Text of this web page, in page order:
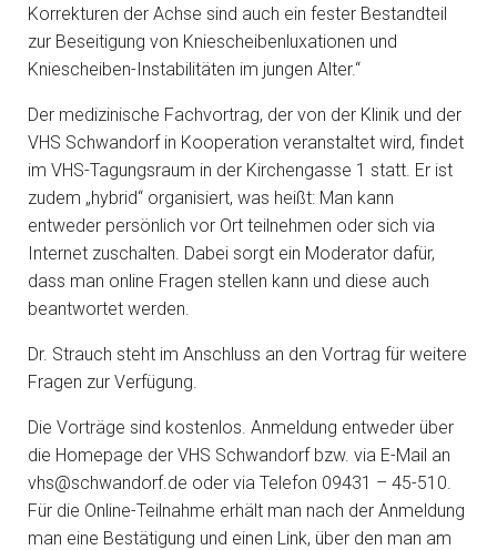
Korrekturen der Achse sind auch ein fester Bestandteil
zur Beseitigung von Kniescheibenluxationen und
Kniescheiben-Instabilitäten im jungen Alter.“
Der medizinische Fachvortrag, der von der Klinik und der
VHS Schwandorf in Kooperation veranstaltet wird, findet
im VHS-Tagungsraum in der Kirchengasse 1 statt. Er ist
zudem „hybrid“ organisiert, was heißt: Man kann
entweder persönlich vor Ort teilnehmen oder sich via
Internet zuschalten. Dabei sorgt ein Moderator dafür,
dass man online Fragen stellen kann und diese auch
beantwortet werden.
Dr. Strauch steht im Anschluss an den Vortrag für weitere
Fragen zur Verfügung.
Die Vorträge sind kostenlos. Anmeldung entweder über
die Homepage der VHS Schwandorf bzw. via E-Mail an
vhs@schwandorf.de oder via Telefon 09431 – 45-510.
Für die Online-Teilnahme erhält man nach der Anmeldung
man eine Bestätigung und einen Link, über den man am